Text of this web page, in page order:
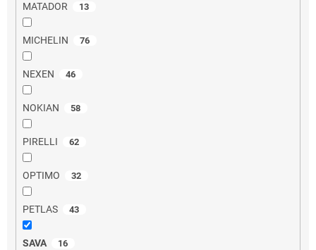
MATADOR 13
MICHELIN 76
NEXEN 46
NOKIAN 58
PIRELLI 62
OPTIMO 32
PETLAS 43
SAVA 16